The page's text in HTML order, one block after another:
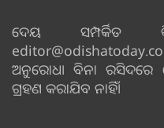
ଦେୟ
ଅନୁରୋଧ। ବିନା
ଗ୍ରହଣ କରାଯିବ ନାହିଁ।